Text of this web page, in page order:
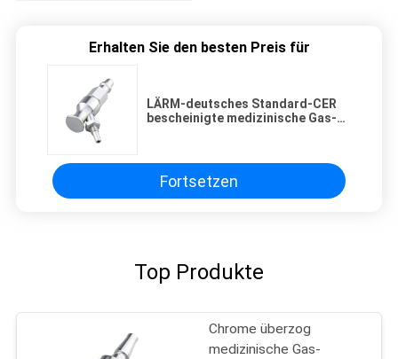
Erhalten Sie den besten Preis für
LÄRM-deutsches Standard-CER
bescheinigte medizinische Gas-
Fortsetzen
Top Produkte
Chrome überzog
medizinische Gas-